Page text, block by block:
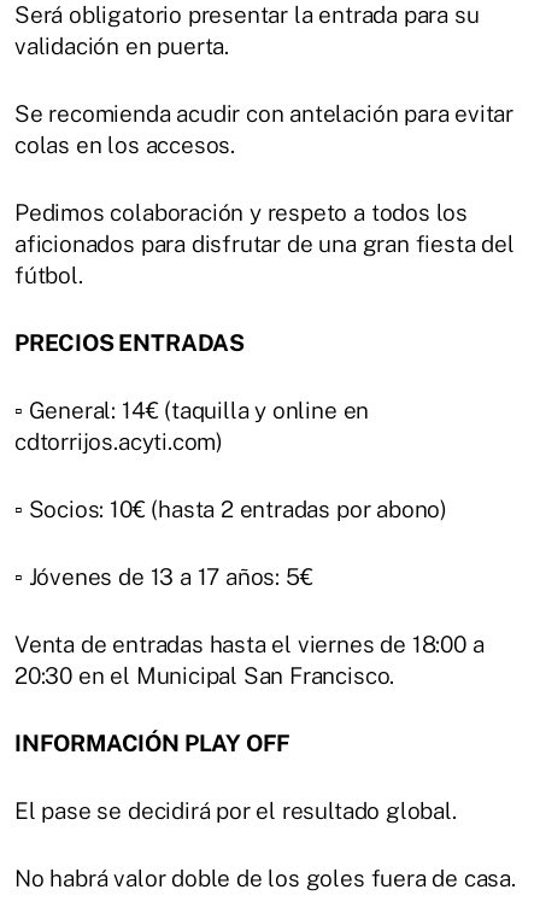
Será obligatorio presentar la entrada para su
validación en puerta.
Se recomienda acudir con antelación para evitar
colas en los accesos.
Pedimos colaboración y respeto a todos los
aficionados para disfrutar de una gran fiesta del
fútbol.
PRECIOS ENTRADAS
▫️ General: 14€ (taquilla y online en
cdtorrijos.acyti.com)
▫️ Socios: 10€ (hasta 2 entradas por abono)
▫️ Jóvenes de 13 a 17 años: 5€
Venta de entradas hasta el viernes de 18:00 a
20:30 en el Municipal San Francisco.
INFORMACIÓN PLAY OFF
El pase se decidirá por el resultado global.
No habrá valor doble de los goles fuera de casa.